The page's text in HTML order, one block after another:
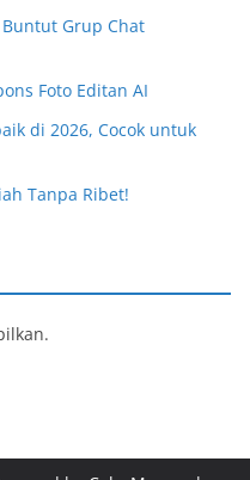
Buntut Grup Chat
Foto Editan AI
di 2026, Cocok untuk
Tanpa Ribet!